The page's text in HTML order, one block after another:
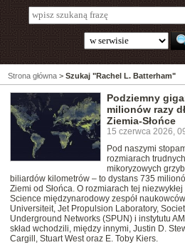
Strona główna > Szukaj "Rachel L. Batterham"
Podziemny
milionów razy
Ziemia-Słońce
15 czerwca 2026,
Pod naszymi
rozmiarach
mikoryzowych
biliardów kilometrów – to dystans 735
Ziemi od Słońca. O rozmiarach tej
Science międzynarodowy zespół
Universiteit, Jet Propulsion Laboratory,
Underground Networks (SPUN) i instytutu
skład wchodzili, między innymi, Justin D.
Cargill, Stuart West oraz E. Toby Kiers.